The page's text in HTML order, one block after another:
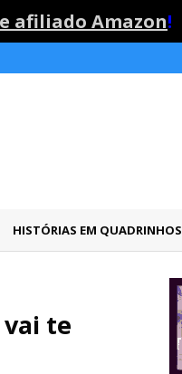
afiliado Amazon!
HISTÓRIAS EM QUADRINHOS
vai te